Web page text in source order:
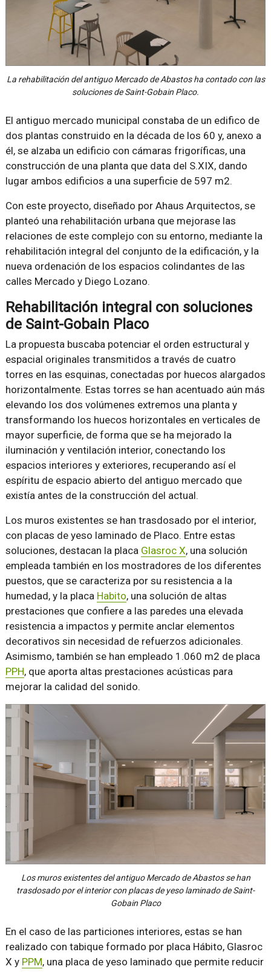
La rehabilitación del antiguo Mercado de Abastos ha contado con las
soluciones de Saint-Gobain Placo.
El antiguo mercado municipal constaba de un edifico de
dos plantas construido en la década de los 60 y, anexo a
él, se alzaba un edificio con cámaras frigoríficas, una
construcción de una planta que data del S.XIX, dando
lugar ambos edificios a una superficie de 597 m2.
Con este proyecto, diseñado por Ahaus Arquitectos, se
planteó una rehabilitación urbana que mejorase las
relaciones de este complejo con su entorno, mediante la
rehabilitación integral del conjunto de la edificación, y la
nueva ordenación de los espacios colindantes de las
calles Mercado y Diego Lozano.
Rehabilitación integral con soluciones
de Saint-Gobain Placo
La propuesta buscaba potenciar el orden estructural y
espacial originales transmitidos a través de cuatro
torres en las esquinas, conectadas por huecos alargados
horizontalmente. Estas torres se han acentuado aún más
elevando los dos volúmenes extremos una planta y
transformando los huecos horizontales en verticales de
mayor superficie, de forma que se ha mejorado la
iluminación y ventilación interior, conectando los
espacios interiores y exteriores, recuperando así el
espíritu de espacio abierto del antiguo mercado que
existía antes de la construcción del actual.
Los muros existentes se han trasdosado por el interior,
con placas de yeso laminado de Placo. Entre estas
soluciones, destacan la placa Glasroc X, una solución
empleada también en los mostradores de los diferentes
puestos, que se caracteriza por su resistencia a la
humedad, y la placa Habito, una solución de altas
prestaciones que confiere a las paredes una elevada
resistencia a impactos y permite anclar elementos
decorativos sin necesidad de refuerzos adicionales.
Asimismo, también se han empleado 1.060 m2 de placa
PPH, que aporta altas prestaciones acústicas para
mejorar la calidad del sonido.
Los muros existentes del antiguo Mercado de Abastos se han
trasdosado por el interior con placas de yeso laminado de Saint-
Gobain Placo
En el caso de las particiones interiores, estas se han
realizado con tabique formado por placa Hábito, Glasroc
X y PPM, una placa de yeso laminado que permite reducir